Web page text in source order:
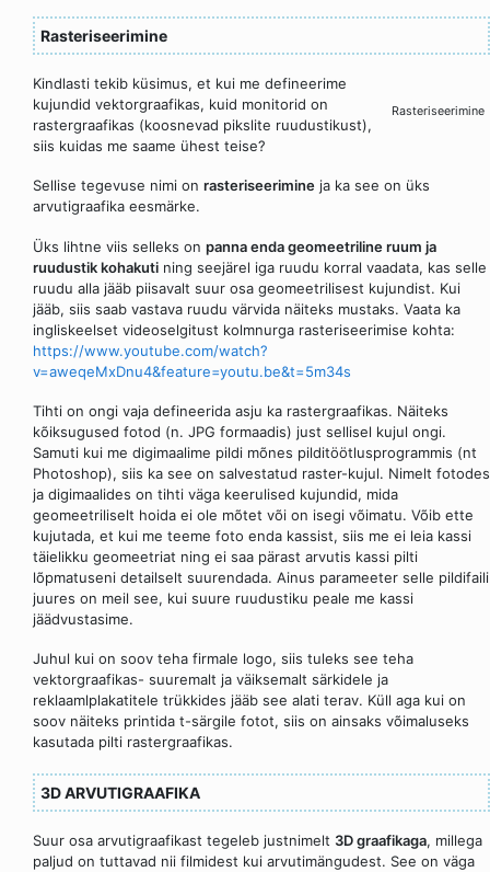
Rasteriseerimine
Rasteriseerimine
Kindlasti tekib küsimus, et kui me defineerime
kujundid vektorgraafikas, kuid monitorid on
rastergraafikas (koosnevad pikslite ruudustikust),
siis kuidas me saame ühest teise?
Sellise tegevuse nimi on rasteriseerimine ja ka see on üks
arvutigraafika eesmärke.
Üks lihtne viis selleks on panna enda geomeetriline ruum ja
ruudustik kohakuti ning seejärel iga ruudu korral vaadata, kas selle
ruudu alla jääb piisavalt suur osa geomeetrilisest kujundist. Kui
jääb, siis saab vastava ruudu värvida näiteks mustaks. Vaata ka
ingliskeelset videoselgitust kolmnurga rasteriseerimise kohta:
https://www.youtube.com/watch?
v=aweqeMxDnu4&feature=youtu.be&t=5m34s
Tihti on ongi vaja defineerida asju ka rastergraafikas. Näiteks
kõiksugused fotod (n. JPG formaadis) just sellisel kujul ongi.
Samuti kui me digimaalime pildi mõnes pilditöötlusprogrammis (nt
Photoshop), siis ka see on salvestatud raster-kujul. Nimelt fotodes
ja digimaalides on tihti väga keerulised kujundid, mida
geomeetriliselt hoida ei ole mõtet või on isegi võimatu. Võib ette
kujutada, et kui me teeme foto enda kassist, siis me ei leia kassi
täielikku geomeetriat ning ei saa pärast arvutis kassi pilti
lõpmatuseni detailselt suurendada. Ainus parameeter selle pildifaili
juures on meil see, kui suure ruudustiku peale me kassi
jäädvustasime.
Juhul kui on soov teha firmale logo, siis tuleks see teha
vektorgraafikas- suuremalt ja väiksemalt särkidele ja
reklaamlplakatitele trükkides jääb see alati terav. Küll aga kui on
soov näiteks printida t-särgile fotot, siis on ainsaks võimaluseks
kasutada pilti rastergraafikas.
3D ARVUTIGRAAFIKA
Suur osa arvutigraafikast tegeleb justnimelt 3D graafikaga, millega
paljud on tuttavad nii filmidest kui arvutimängudest. See on väga